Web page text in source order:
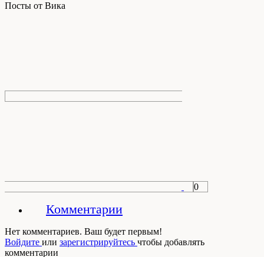
Посты от Вика
0
Комментарии
Нет комментариев. Ваш будет первым!
Войдите или зарегистрируйтесь чтобы добавлять
комментарии